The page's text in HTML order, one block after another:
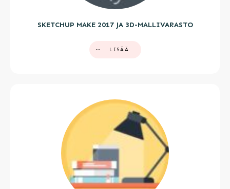
SKETCHUP MAKE 2017 JA 3D-MALLIVARASTO
LISÄÄ